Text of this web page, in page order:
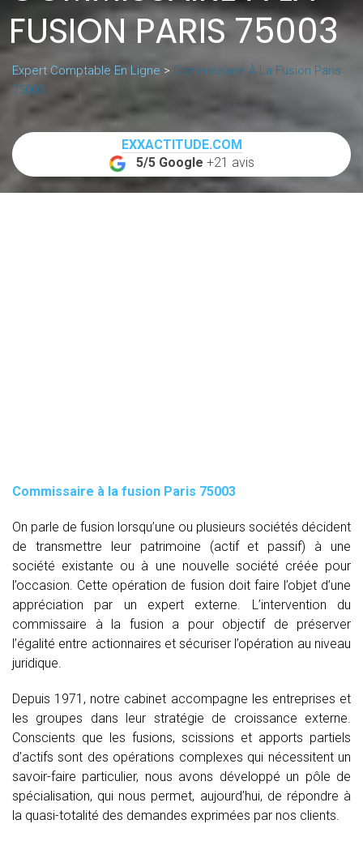
FUSION PARIS 75003
Expert Comptable En Ligne > Commissaire À La Fusion Paris
75003
EXXACTITUDE.COM
5/5 Google +21 avis
Commissaire à la fusion Paris 75003
On parle de fusion lorsqu’une ou plusieurs sociétés décident
de transmettre leur patrimoine (actif et passif) à une
société existante ou à une nouvelle société créée pour
l’occasion. Cette opération de fusion doit faire l’objet d’une
appréciation par un expert externe. L’intervention du
commissaire à la fusion
a pour objectif de préserver
l’égalité entre actionnaires et sécuriser l’opération au niveau
juridique.
Depuis 1971, notre cabinet accompagne les entreprises et
les groupes dans leur stratégie de croissance externe.
Conscients que les fusions, scissions et apports partiels
d’actifs sont des opérations complexes qui nécessitent un
savoir-faire particulier, nous avons développé un pôle de
spécialisation, qui nous permet, aujourd’hui, de répondre à
la quasi-totalité des demandes exprimées par nos clients.